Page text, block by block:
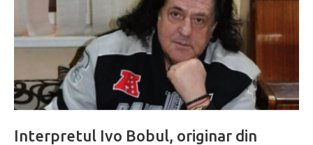
Interpretul Ivo Bobul, originar din